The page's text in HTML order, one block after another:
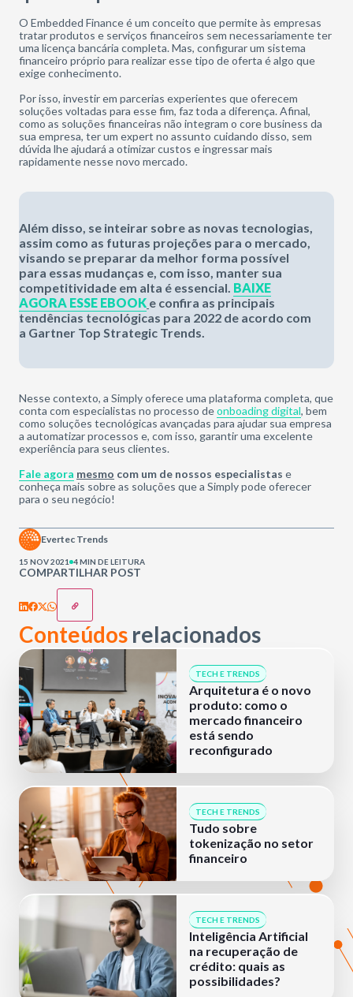
O Embedded Finance é um conceito que permite às empresas
tratar produtos e serviços financeiros sem necessariamente ter
uma licença bancária completa. Mas, configurar um sistema
financeiro próprio para realizar esse tipo de oferta é algo que
exige conhecimento.
Por isso, investir em parcerias experientes que oferecem
soluções voltadas para esse fim, faz toda a diferença. Afinal,
como as soluções financeiras não integram o core business da
sua empresa, ter um expert no assunto cuidando disso, sem
dúvida lhe ajudará a otimizar custos e ingressar mais
rapidamente nesse novo mercado.
Além disso, se inteirar sobre as novas tecnologias,
assim como as futuras projeções para o mercado,
visando se preparar da melhor forma possível
para essas mudanças e, com isso, manter sua
competitividade em alta é essencial. BAIXE
AGORA ESSE EBOOK e confira as principais
tendências tecnológicas para 2022 de acordo com
a Gartner Top Strategic Trends.
Nesse contexto, a Simply oferece uma plataforma completa, que
conta com especialistas no processo deonboading digital, bem
como soluções tecnológicas avançadas para ajudar sua empresa
a automatizar processos e, com isso, garantir uma excelente
experiência para seus clientes.
Fale agora mesmo com um de nossos especialistas e
conheça mais sobre as soluções que a Simply pode oferecer
para o seu negócio!
COMPARTILHAR POST
Evertec Trends
15 NOV 2021 4 MIN DE LEITURA
Conteúdos relacionados
TECH E TRENDS
Arquitetura é o novo
produto: como o
mercado financeiro
está sendo
reconfigurado
TECH E TRENDS
Tudo sobre
tokenização no setor
financeiro
TECH E TRENDS
Inteligência Artificial
na recuperação de
crédito: quais as
possibilidades?